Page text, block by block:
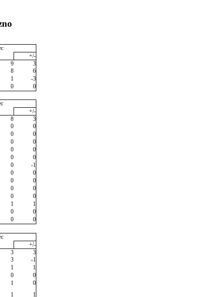
+/-
9
3
8
6
1
-3
0
0
+/-
8
3
0
0
0
0
0
0
0
0
0
0
0
-1
0
0
0
0
0
0
0
0
1
1
0
0
0
0
+/-
3
3
3
-1
1
1
0
0
1
0
1
1